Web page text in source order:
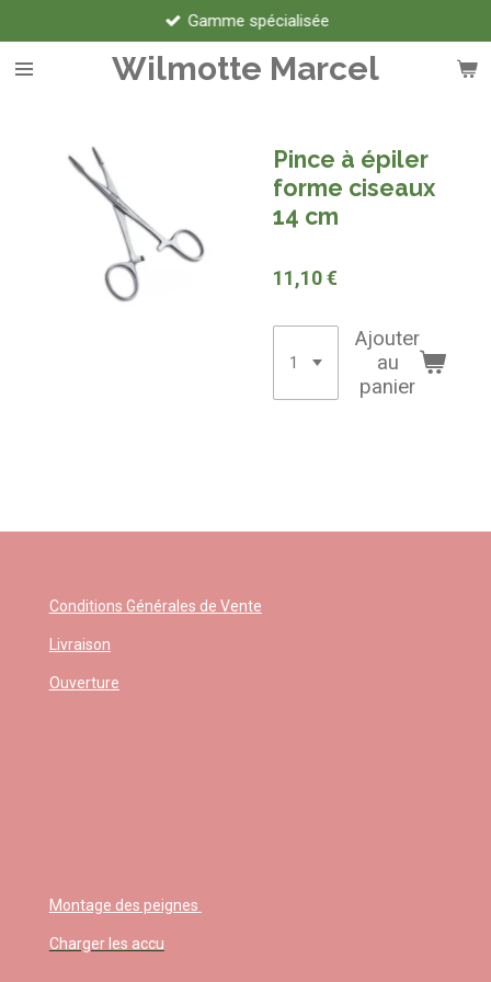
au
contenu
Wilmotte Marcel
Gamme spécialisée
Pince à épiler
forme ciseaux
14 cm
11,10 €
Ajouter
au
panier
Conditions Générales de Vente
Livraison
Ouverture
Montage des peignes
Charger les accu